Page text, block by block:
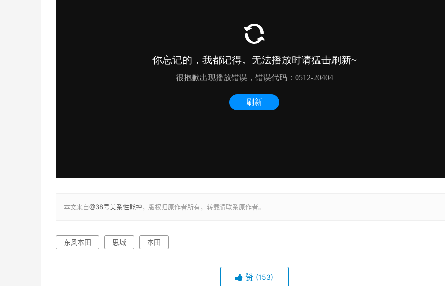
本文来自@38号美系性能控，版权归原作者所有，转载请联系原作者。
东风本田 思域 本田
赞 (153)